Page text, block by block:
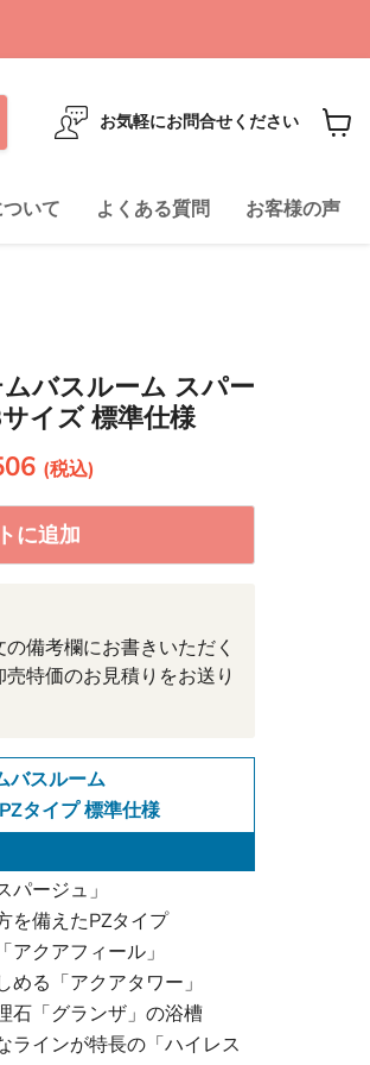
お気軽にお問合せください
を
いて よくある質問 お客様の声
バスルーム スパー
イズ 標準仕様
に追加
備考欄にお書きいただく
特価のお見積りをお送り
バスルーム
タイプ 標準仕様
ージュ」
を備えたPZタイプ
アクアフィール」
める「アクアタワー」
石「グランザ」の浴槽
ラインが特長の「ハイレス